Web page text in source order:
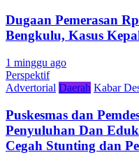
Dugaan Pemerasan
Bengkulu, Kasus
1 minggu ago
Perspektif
Advertorial Daerah Kabar
Puskesmas dan
Penyuluhan Dan
Cegah Stunting dan